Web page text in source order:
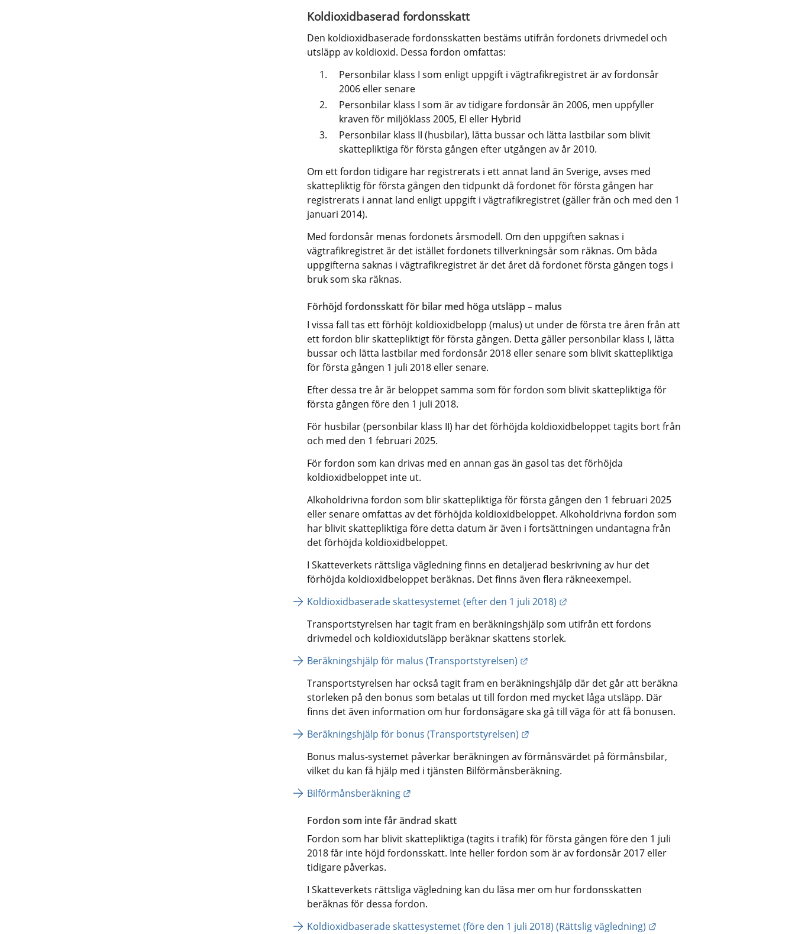
Koldioxidbaserad fordonsskatt
Den koldioxidbaserade fordonsskatten bestäms utifrån fordonets drivmedel och
utsläpp av koldioxid. Dessa fordon omfattas:
Personbilar klass I som enligt uppgift i vägtrafikregistret är av fordonsår
2006 eller senare
Personbilar klass I som är av tidigare fordonsår än 2006, men uppfyller
kraven för miljöklass 2005, El eller Hybrid
Personbilar klass II (husbilar), lätta bussar och lätta lastbilar som blivit
skattepliktiga för första gången efter utgången av år 2010.
Om ett fordon tidigare har registrerats i ett annat land än Sverige, avses med
skattepliktig för första gången den tidpunkt då fordonet för första gången har
registrerats i annat land enligt uppgift i vägtrafikregistret (gäller från och med den 1
januari 2014).
Med fordonsår menas fordonets årsmodell. Om den uppgiften saknas i
vägtrafikregistret är det istället fordonets tillverkningsår som räknas. Om båda
uppgifterna saknas i vägtrafikregistret är det året då fordonet första gången togs i
bruk som ska räknas.
Förhöjd fordonsskatt för bilar med höga utsläpp – malus
I vissa fall tas ett förhöjt koldioxidbelopp (malus) ut under de första tre åren från att
ett fordon blir skattepliktigt för första gången. Detta gäller personbilar klass I, lätta
bussar och lätta lastbilar med fordonsår 2018 eller senare som blivit skattepliktiga
för första gången 1 juli 2018 eller senare.
Efter dessa tre år är beloppet samma som för fordon som blivit skattepliktiga för
första gången före den 1 juli 2018.
För husbilar (personbilar klass II) har det förhöjda koldioxidbeloppet tagits bort från
och med den 1 februari 2025.
För fordon som kan drivas med en annan gas än gasol tas det förhöjda
koldioxidbeloppet inte ut.
Alkoholdrivna fordon som blir skattepliktiga för första gången den 1 februari 2025
eller senare omfattas av det förhöjda koldioxidbeloppet. Alkoholdrivna fordon som
har blivit skattepliktiga före detta datum är även i fortsättningen undantagna från
det förhöjda koldioxidbeloppet.
I Skatteverkets rättsliga vägledning finns en detaljerad beskrivning av hur det
förhöjda koldioxidbeloppet beräknas. Det finns även flera räkneexempel.
Koldioxidbaserade skattesystemet (efter den 1 juli 2018)
Länk till annan webbplats.
Transportstyrelsen har tagit fram en beräkningshjälp som utifrån ett fordons
drivmedel och koldioxidutsläpp beräknar skattens storlek.
Beräkningshjälp för malus (Transportstyrelsen)
Länk till annan webbplats.
Transportstyrelsen har också tagit fram en beräkningshjälp där det går att beräkna
storleken på den bonus som betalas ut till fordon med mycket låga utsläpp. Där
finns det även information om hur fordonsägare ska gå till väga för att få bonusen.
Beräkningshjälp för bonus (Transportstyrelsen)
Länk till annan webbplats.
Bonus malus-systemet påverkar beräkningen av förmånsvärdet på förmånsbilar,
vilket du kan få hjälp med i tjänsten Bilförmånsberäkning.
Bilförmånsberäkning
Länk till annan webbplats.
Fordon som inte får ändrad skatt
Fordon som har blivit skattepliktiga (tagits i trafik) för första gången före den 1 juli
2018 får inte höjd fordonsskatt. Inte heller fordon som är av fordonsår 2017 eller
tidigare påverkas.
I Skatteverkets rättsliga vägledning kan du läsa mer om hur fordonsskatten
beräknas för dessa fordon.
Koldioxidbaserade skattesystemet (före den 1 juli 2018) (Rättslig vägledning)
Länk till annan webbplats.